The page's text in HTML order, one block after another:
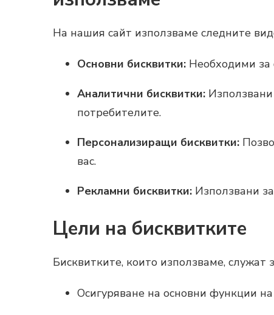
На нашия сайт използваме следните
Основни бисквитки: Необходими за
Аналитични бисквитки:
потребителите.
Персонализиращи бисквитки:
вас.
Рекламни бисквитки: Използвани
Цели на бисквитките
Бисквитките, които използваме, служат
Осигуряване на основни функции на